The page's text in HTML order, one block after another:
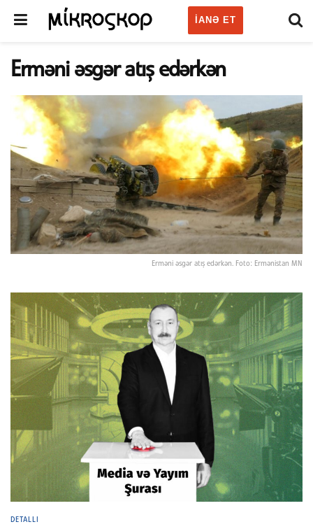
IANƏ ET
Erməni əsgər atış edərkən
Erməni əsgər atış edərkən. Foto: Ermənistan MN
DETALLI